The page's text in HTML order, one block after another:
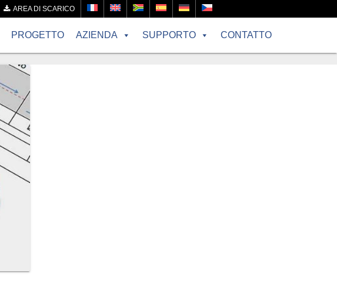
AREA DI SCARICO
PROGETTO AZIENDA SUPPORTO CONTATTO